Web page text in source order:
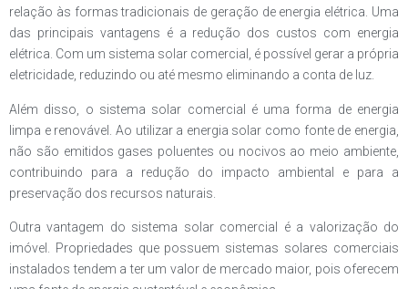
relação às formas tradicionais de geração de energia elétrica. Uma
das principais vantagens é a redução dos custos com energia
elétrica. Com um sistema solar comercial, é possível gerar a própria
eletricidade, reduzindo ou até mesmo eliminando a conta de luz.
Além disso, o sistema solar comercial é uma forma de energia
limpa e renovável. Ao utilizar a energia solar como fonte de energia,
não são emitidos gases poluentes ou nocivos ao meio ambiente,
contribuindo para a redução do impacto ambiental e para a
preservação dos recursos naturais.
Outra vantagem do sistema solar comercial é a valorização do
imóvel. Propriedades que possuem sistemas solares comerciais
instalados tendem a ter um valor de mercado maior, pois oferecem